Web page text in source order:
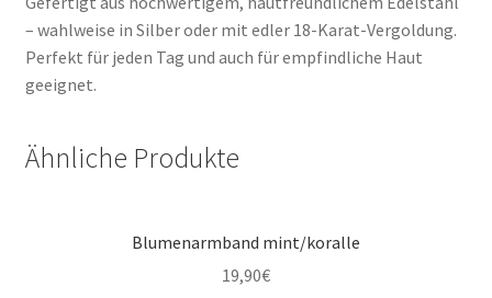
– wahlweise in Silber oder mit edler 18-Karat-Vergoldung.
Perfekt für jeden Tag und auch für empfindliche Haut
geeignet.
Ähnliche Produkte
Blumenarmband mint/koralle
19,90€